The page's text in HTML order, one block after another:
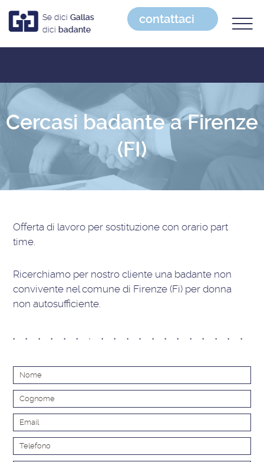
Se dici Gallas
dici badante
contattaci
Cercasi badante a Firenze
(FI)
Offerta di lavoro per sostituzione con orario part
time
Ricerchiamo per nostro cliente una badante non
convivente nel comune di Firenze (Fi) per donna
non autosufficiente.